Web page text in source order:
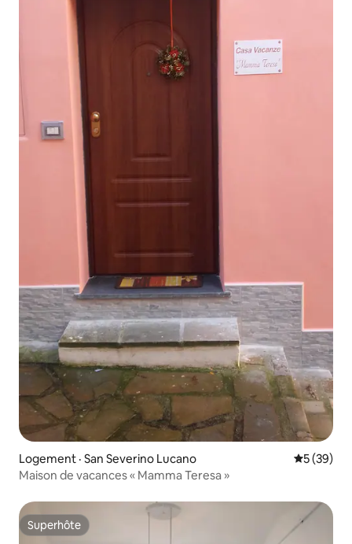
Logement · San Severino Lucano Note
5 (39)
Maison de vacances « Mamma Teresa »
Superhôte
Superhôte